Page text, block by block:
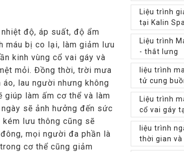
độ, áp suất, độ ẩm
máu bị co lại, làm giảm lưu
kinh vùng cổ vai gáy và
mỏi. Đồng thời, trời mưa
lau người nhưng không
làm ấm cơ thể và làm
sẽ ảnh hưởng đến sức
lưu thông cũng sẽ
mọi người đa phần là
cơ thể cũng giảm
Liệu trình
tại Kalin Spa
Liệu trình
- thắt lưng
liệu trình
tử cung
Liệu trình
cổ vai gáy
liệu trình
thời gian và